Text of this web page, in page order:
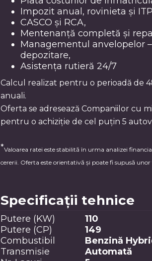
Impozit anual, rovinieta și ITP
CASCO și RCA,
Mentenanță completă și
Managementul anvelopelor
depozitare,
Asistența rutieră 24/7
Calcul realizat pentru o perioadă de
anuali.
Oferta se adresează Companiilor cu
pentru o achiziție de cel puțin 5
*Valoarea ratei este stabilită în urma analizei
cererii. Oferta este orientativă și poate fi supusă
Specificații tehnice
Putere (KW)
Putere (CP)
Combustibil
Transmisie
110
149
Benzină
Automată